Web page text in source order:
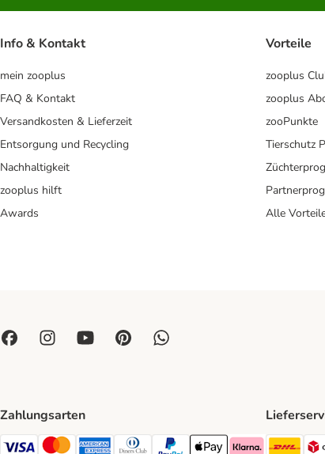
Info & Kontakt
mein zooplus
FAQ & Kontakt
Versandkosten & Lieferzeit
Entsorgung und Recycling
Nachhaltigkeit
zooplus hilft
Awards
Vorteile
zooplus
zooplus
zooPunkte
Tierschutz
Alle
Zahlungsarten